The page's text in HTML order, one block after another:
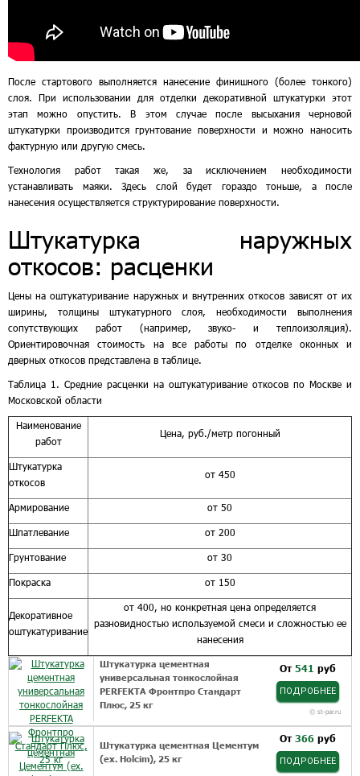
После стартового выполняется нанесение финишного (более тонкого)
слоя. При использовании для отделки декоративной штукатурки этот
этап можно опустить. В этом случае после высыхания черновой
штукатурки производится грунтование поверхности и можно наносить
фактурную или другую смесь.
Технология работ такая же, за исключением необходимости
устанавливать маяки. Здесь слой будет гораздо тоньше, а после
нанесения осуществляется структурирование поверхности.
Штукатурка наружных
откосов: расценки
Цены на оштукатуривание наружных и внутренних откосов зависят от их
ширины, толщины штукатурного слоя, необходимости выполнения
сопутствующих работ (например, звуко- и теплоизоляция).
Ориентировочная стоимость на все работы по отделке оконных и
дверных откосов представлена в таблице.
Таблица 1. Средние расценки на оштукатуривание откосов по Москве и
Московской области
Наименование
работ
Цена, руб./метр погонный
Штукатурка
откосов
от 450
Армирование от 50
Шпатлевание от 200
Грунтование от 30
Покраска от 150
Декоративное
оштукатуривание
от 400, но конкретная цена определяется
разновидностью используемой смеси и сложностью ее
нанесения
Штукатурка цементная
универсальная тонкослойная
PERFEKTA Фронтпро Стандарт
Плюс, 25 кг
От 541 руб
ПОДРОБНЕЕ
© st-par.ru
Штукатурка цементная Цементум
(ex. Holcim), 25 кг
От 366 руб
ПОДРОБНЕЕ